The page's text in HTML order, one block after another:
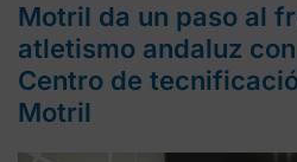
Motril da un paso al
atletismo andaluz
Centro de
Motril